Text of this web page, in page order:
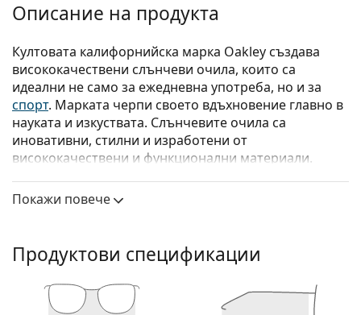
Описание на продукта
Култовата калифорнийска марка Oakley създава
висок­окачествени слънчеви очила, които са
идеални не само за ежедневна употреба, но и за
спорт. Марката черпи своето вдъхновение главно в
науката и изкуствата. Слънчевите очила са
иновативни, стилни и изработени от
висококачествени и функционални материали.
Oakley Holbrook OO 9102 9V8 55са мъжки слънчеви
очила.
виртуалното огледало на Lentiamo.
Синият цвят на рамката перфектно съвпада с
Покажи повече
Продуктови спецификации